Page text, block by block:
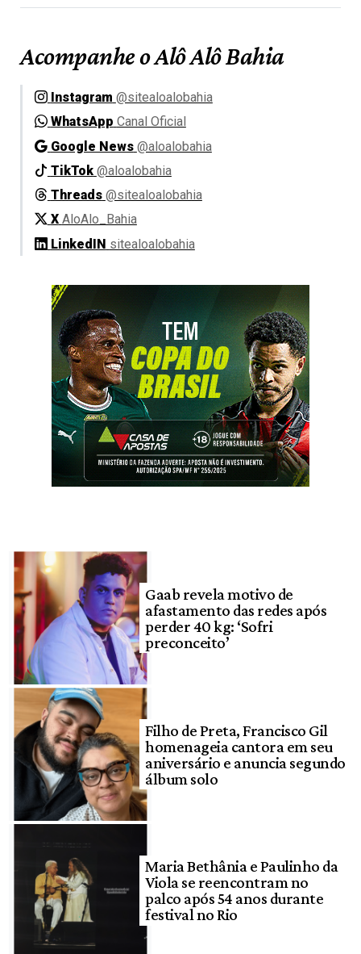
Acompanhe o Alô Alô Bahia
Instagram @sitealoalobahia
WhatsApp Canal Oficial
Google News @aloalobahia
TikTok @aloalobahia
Threads @sitealoalobahia
X AloAlo_Bahia
LinkedIN sitealoalobahia
Gaab revela motivo de
afastamento das redes após
perder 40 kg: ‘Sofri
preconceito’
Filho de Preta, Francisco Gil
homenageia cantora em seu
aniversário e anuncia segundo
álbum solo
Maria Bethânia e Paulinho da
Viola se reencontram no
palco após 54 anos durante
festival no Rio